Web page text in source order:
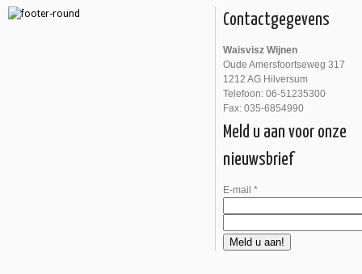
Contactgegevens
Waisvisz Wijnen
Oude Amersfoortseweg 317
1212 AG Hilversum
Telefoon: 06-51235300
Fax: 035-6854990
Meld u aan voor onze
nieuwsbrief
E-mail*